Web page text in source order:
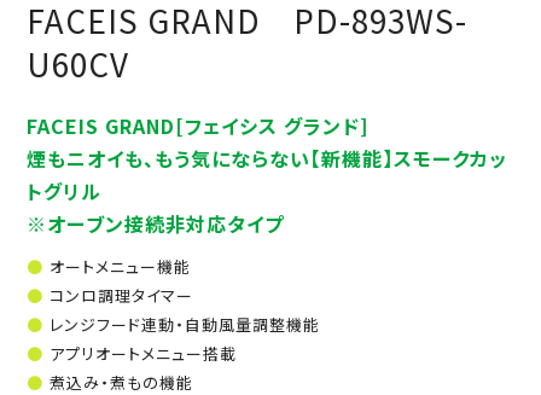
FACEIS GRAND PD-893WS-
U60CV
FACEIS GRAND[フェイシス グランド]
煙もニオイも、もう気にならない【新機能】スモークカッ
トグリル
※オーブン接続非対応タイプ
オートメニュー機能
コンロ調理タイマー
レンジフード連動・自動風量調整機能
アプリオートメニュー搭載
煮込み・煮もの機能